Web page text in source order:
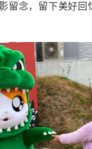
留念，留下美好回